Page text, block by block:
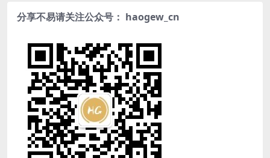
分享不易请关注公众号： haogew_cn
优云盘下载需要登录后才能下载。
优云盘下载需要登录后才能下载。